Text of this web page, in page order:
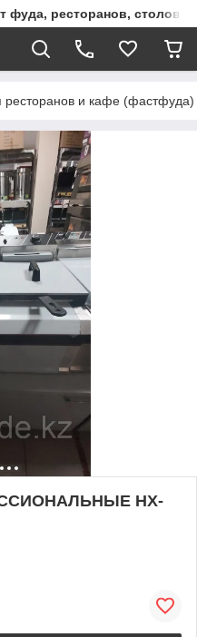
фуда, ресторанов,
ресторанов и кафе (фастфуда)
HX-